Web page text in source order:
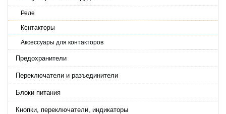
Реле
Контакторы
Аксессуары для контакторов
Предохранители
Переключатели и разъединители
Блоки питания
Кнопки, переключатели, индикаторы